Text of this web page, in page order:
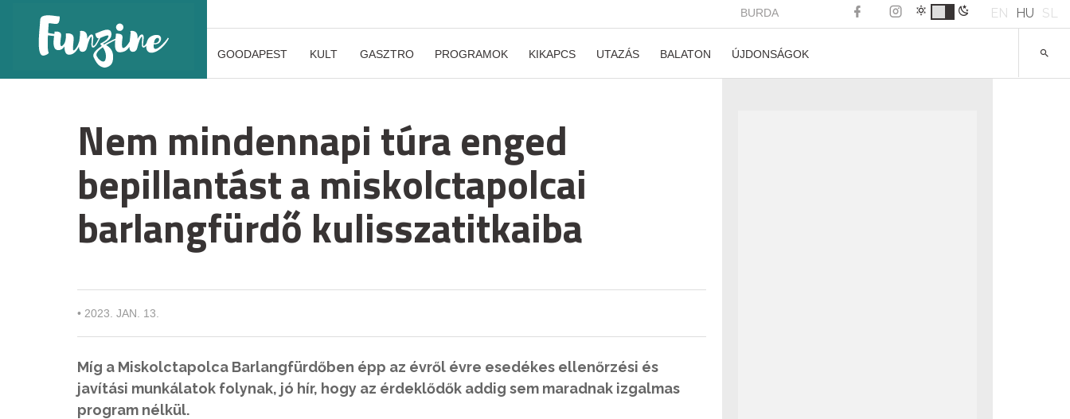
BURDA EN HU SL
GOODAPEST KULT GASZTRO PROGRAMOK KIKAPCS UTAZÁS BALATON ÚJDONSÁGOK
Nem mindennapi túra enged
bepillantást a miskolctapolcai
barlangfürdő kulisszatitkaiba
• 2023. JAN. 13.
Míg a Miskolctapolca Barlangfürdőben épp az évről évre esedékes ellenőrzési és
javítási munkálatok folynak, jó hír, hogy az érdeklődők addig sem maradnak izgalmas
program nélkül.